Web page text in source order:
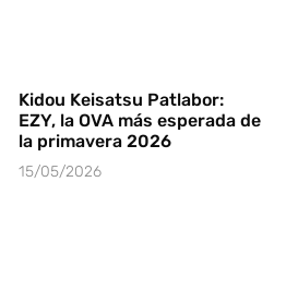
Kidou Keisatsu Patlabor:
EZY, la OVA más esperada de
la primavera 2026
15/05/2026